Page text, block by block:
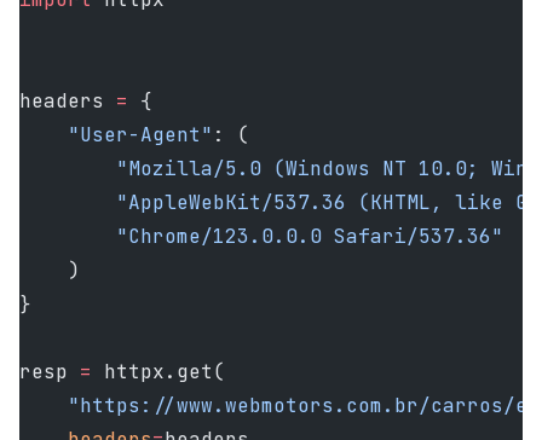
headers = {
    "User-Agent"
: (
"Mozilla/5.0 (Windows NT 10.0;
"AppleWebKit/537.36 (KHTML, like
        "Chrome/123.0.0.0 Safari/537.36"
    )
}
resp = httpx.get(
"https://www.webmotors.com.br/carros/